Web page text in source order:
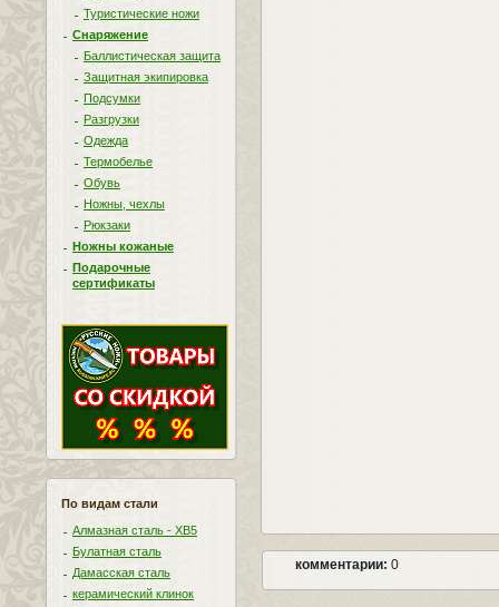
Туристические ножи
Снаряжение
Баллистическая защита
Защитная экипировка
Подсумки
Разгрузки
Одежда
Термобелье
Обувь
Ножны, чехлы
Рюкзаки
Ножны кожаные
Подарочные
сертификаты
По видам стали
Алмазная сталь - ХВ5
Булатная сталь
Дамасская сталь
керамический клинок
комментарии: 0